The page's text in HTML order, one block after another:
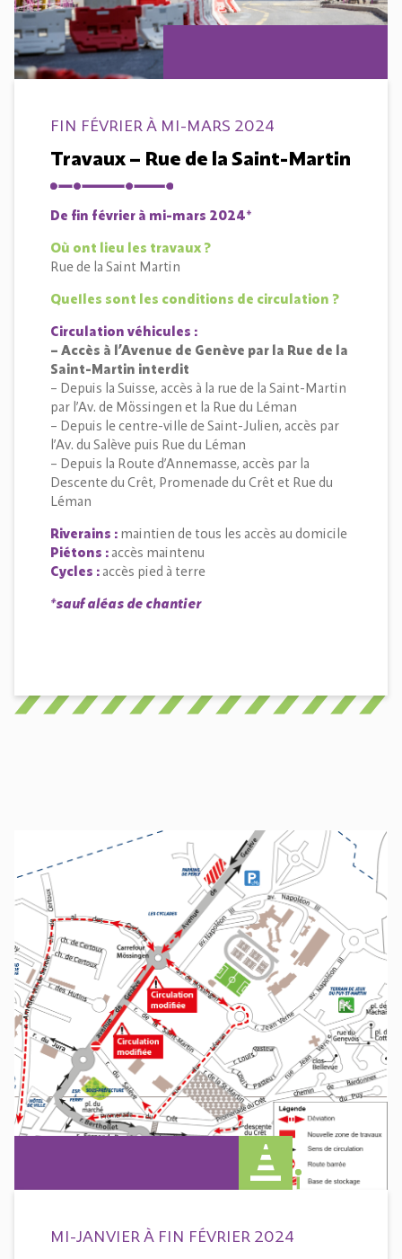
FIN FÉVRIER À MI-MARS 2024
Travaux – Rue de la Saint-Martin
De fin février à mi-mars 2024*
Où ont lieu les travaux ?
Rue de la Saint Martin
Quelles sont les conditions de circulation ?
Circulation véhicules :
– Accès à l’Avenue de Genève par la Rue de la
Saint-Martin interdit
– Depuis la Suisse, accès à la rue de la Saint-Martin
par l’Av. de Mössingen et la Rue du Léman
– Depuis le centre-ville de Saint-Julien, accès par
l’Av. du Salève puis Rue du Léman
– Depuis la Route d’Annemasse, accès par la
Descente du Crêt, Promenade du Crêt et Rue du
Léman
Riverains : maintien de tous les accès au domicile
Piétons : accès maintenu
Cycles : accès pied à terre
*sauf aléas de chantier
MI-JANVIER À FIN FÉVRIER 2024